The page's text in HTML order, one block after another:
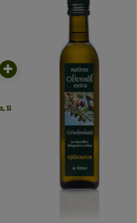
1l
Produkt zum Warenkorb hinzufügen